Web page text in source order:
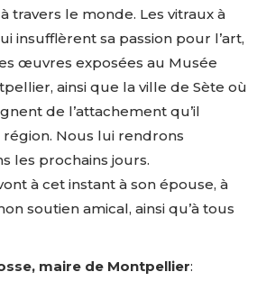
et conditions
travers le monde. Les vitraux à
insufflèrent sa passion pour l’art,
œuvres exposées au Musée
ainsi que la ville de Sète où
de l’attachement qu’il
Nous lui rendrons
les prochains jours.
à cet instant à son épouse, à
soutien amical, ainsi qu’à tous
maire de Montpellier: